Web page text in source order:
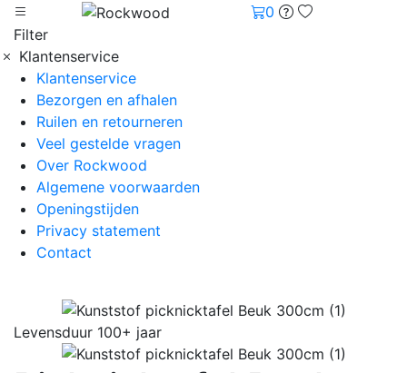
0
Filter
Klantenservice
Klantenservice
Bezorgen en afhalen
Ruilen en retourneren
Veel gestelde vragen
Over Rockwood
Algemene voorwaarden
Openingstijden
Privacy statement
Contact
Levensduur 100+ jaar